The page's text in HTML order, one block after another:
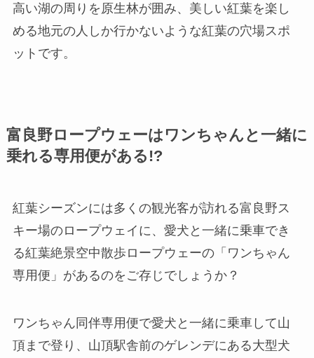
高い湖の周りを原生林が囲み、美しい紅葉を楽し
める地元の人しか行かないような紅葉の穴場スポ
ットです。
富良野ロープウェーはワンちゃんと一緒に
乗れる専用便がある!?
紅葉シーズンには多くの観光客が訪れる富良野ス
キー場のロープウェイに、 愛犬と一緒に乗車でき
る紅葉絶景空中散歩ロープウェーの「ワンちゃん
専用便」があるのをご存じでしょうか？
ワンちゃん同伴専用便で愛犬と一緒に乗車して山
頂まで登り、山頂駅舎前のゲレンデにある大型犬